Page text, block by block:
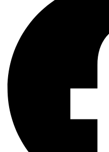
দক্ষিণ এশিয়ায় ‘জেন-জি’
বিশেষ ইন-ডেপ্থ রিপোর্ট:
জিপিএ-৫-এর বন্যা,